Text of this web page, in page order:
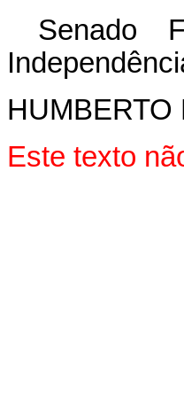
Senado
HUMBERTO
Este texto